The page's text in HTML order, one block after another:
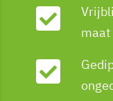
maat